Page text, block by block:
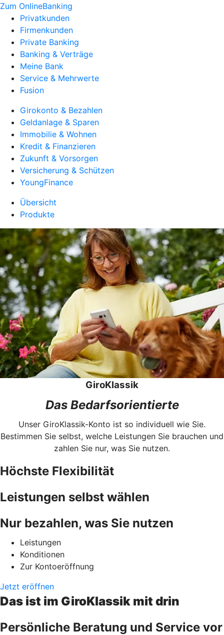
Zum OnlineBanking
Privatkunden
Firmenkunden
Private Banking
Banking & Verträge
Meine Bank
Service & Mehrwerte
Fusion
Girokonto & Bezahlen
Geldanlage & Sparen
Immobilie & Wohnen
Kredit & Finanzieren
Zukunft & Vorsorgen
Versicherung & Schützen
YoungFinance
Übersicht
Produkte
GiroKlassik
Das Bedarfsorientierte
Unser GiroKlassik-Konto ist so individuell wie Sie.
Bestimmen Sie selbst, welche Leistungen Sie brauchen und
zahlen Sie nur, was Sie nutzen.
Höchste Flexibilität
Leistungen selbst wählen
Nur bezahlen, was Sie nutzen
Leistungen
Konditionen
Zur Kontoeröffnung
Jetzt eröffnen
Das ist im GiroKlassik mit drin
Persönliche Beratung und Service vor